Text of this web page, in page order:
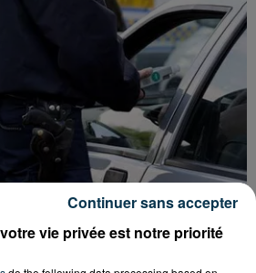
vie privée est notre priorité
Continuer sans accepter